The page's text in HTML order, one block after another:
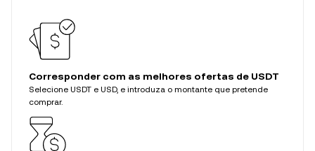
Corresponder com as melhores ofertas de USDT
Selecione USDT e USD, e introduza o montante que pretende
comprar.